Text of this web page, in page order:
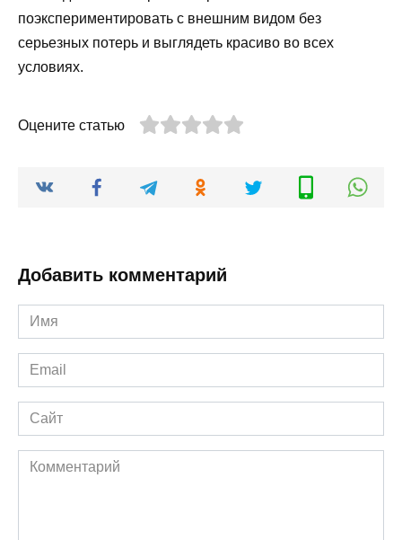
поэкспериментировать с внешним видом без
серьезных потерь и выглядеть красиво во всех
условиях.
Оцените статью
Добавить комментарий
Имя
*
Email
*
Сайт
Комментарий